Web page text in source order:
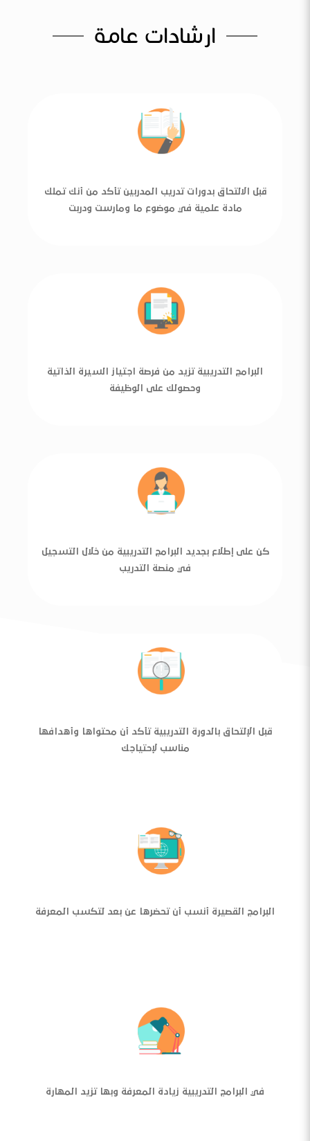
ارشادات عامة
قبل الالتحاق بدورات تدريب المدربين تأكد من أنك تملك
مادة علمية في موضوع ما ومارست ودربت
البرامج التدريبية تزيد من فرصة اجتياز السيرة الذاتية
وحصولك على الوظيفة
كن على إطلاع بجديد البرامج التدريبية من خلال التسجيل
في منصة التدريب
قبل الإلتحاق بالدورة التدريبية تأكد أن محتواها وأهدافها
مناسب لإحتياجك
البرامج القصيرة أنسب أن تحضرها عن بعد لتكسب المعرفة
في البرامج التدريبية زيادة المعرفة وبها تزيد المهارة